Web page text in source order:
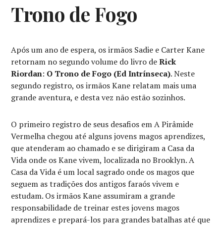
Trono de Fogo
Após um ano de espera, os irmãos Sadie e Carter Kane
retornam no segundo volume do livro deRick
Riordan: O Trono de Fogo (Ed Intrínseca). Neste
segundo registro, os irmãos Kane relatam mais uma
grande aventura, e desta vez não estão sozinhos.
O primeiro registro de seus desafios em A Pirâmide
Vermelha chegou até alguns jovens magos aprendizes,
que atenderam ao chamado e se dirigiram a Casa da
Vida onde os Kane vivem, localizada no Brooklyn. A
Casa da Vida é um local sagrado onde os magos que
seguem as tradições dos antigos faraós vivem e
estudam. Os irmãos Kane assumiram a grande
responsabilidade de treinar estes jovens magos
aprendizes e prepará-los para grandes batalhas até que